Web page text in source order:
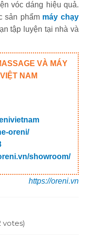
vóc dáng hiệu quả.
sản phẩm máy chạy
tập luyện tại nhà và
VÀ MÁY
NAM
oreni/
showroom/
https://oreni.vn
votes)